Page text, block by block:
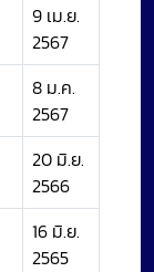
9 เม.ย.
2567
8 ม.ค.
2567
20 มิ.ย.
2566
16 มิ.ย.
2565